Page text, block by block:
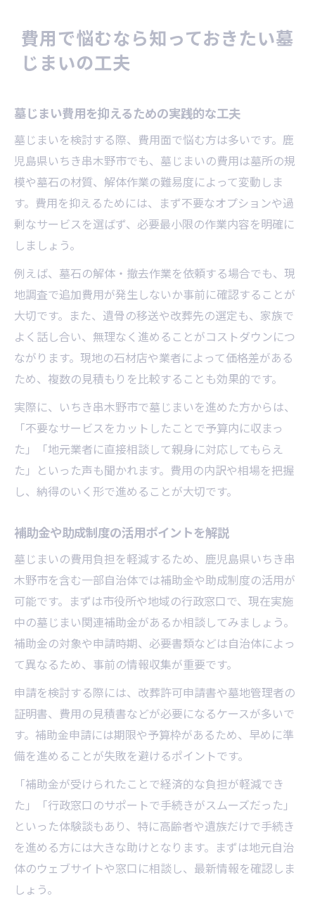
費用で悩むなら知っておきたい墓
じまいの工夫
墓じまい費用を抑えるための実践的な工夫
墓じまいを検討する際、費用面で悩む方は多いです。鹿
児島県いちき串木野市でも、墓じまいの費用は墓所の規
模や墓石の材質、解体作業の難易度によって変動しま
す。費用を抑えるためには、まず不要なオプションや過
剰なサービスを選ばず、必要最小限の作業内容を明確に
しましょう。
例えば、墓石の解体・撤去作業を依頼する場合でも、現
地調査で追加費用が発生しないか事前に確認することが
大切です。また、遺骨の移送や改葬先の選定も、家族で
よく話し合い、無理なく進めることがコストダウンにつ
ながります。現地の石材店や業者によって価格差がある
ため、複数の見積もりを比較することも効果的です。
実際に、いちき串木野市で墓じまいを進めた方からは、
「不要なサービスをカットしたことで予算内に収まっ
た」「地元業者に直接相談して親身に対応してもらえ
た」といった声も聞かれます。費用の内訳や相場を把握
し、納得のいく形で進めることが大切です。
補助金や助成制度の活用ポイントを解説
墓じまいの費用負担を軽減するため、鹿児島県いちき串
木野市を含む一部自治体では補助金や助成制度の活用が
可能です。まずは市役所や地域の行政窓口で、現在実施
中の墓じまい関連補助金があるか相談してみましょう。
補助金の対象や申請時期、必要書類などは自治体によっ
て異なるため、事前の情報収集が重要です。
申請を検討する際には、改葬許可申請書や墓地管理者の
証明書、費用の見積書などが必要になるケースが多いで
す。補助金申請には期限や予算枠があるため、早めに準
備を進めることが失敗を避けるポイントです。
「補助金が受けられたことで経済的な負担が軽減でき
た」「行政窓口のサポートで手続きがスムーズだった」
といった体験談もあり、特に高齢者や遺族だけで手続き
を進める方には大きな助けとなります。まずは地元自治
体のウェブサイトや窓口に相談し、最新情報を確認しま
しょう。